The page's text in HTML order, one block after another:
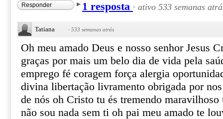
Responder 1 resposta · ativo 533 semanas
Tatiana · 533 semanas atrás
Oh meu amado Deus e nosso senhor Jesus
graças por mais um belo dia de vida pela
emprego fé coragem força alergia
divina libertação livramento obrigada por
de nós oh Cristo tu és tremendo
não sou nada sem ti oh pai meu amado te